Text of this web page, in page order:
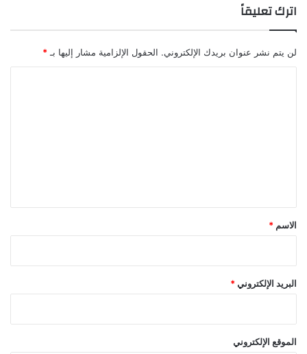
اترك تعليقاً
لن يتم نشر عنوان بريدك الإلكتروني. الحقول الإلزامية مشار إليها بـ *
*
الاسم *
البريد الإلكتروني *
الموقع الإلكتروني